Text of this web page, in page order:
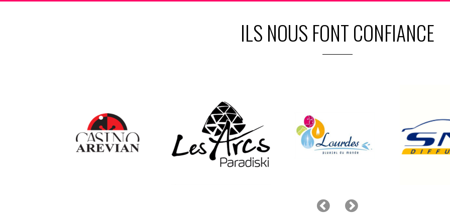
ILS NOUS FONT CONFIANCE